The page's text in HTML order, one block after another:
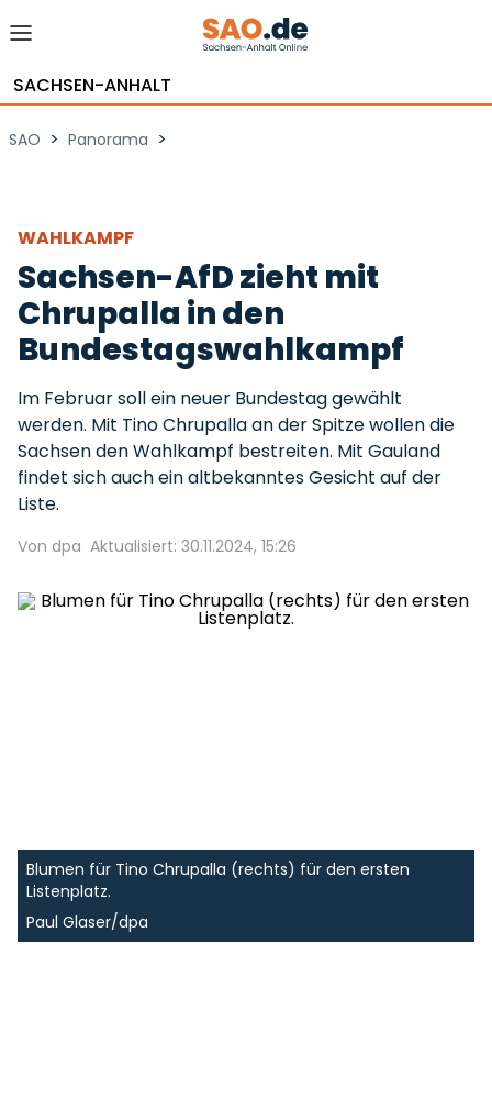
SACHSEN-ANHALT
SAO > Panorama >
WAHLKAMPF
Sachsen-AfD zieht mit
Chrupalla in den
Bundestagswahlkampf
Im Februar soll ein neuer Bundestag gewählt
werden. Mit Tino Chrupalla an der Spitze wollen die
Sachsen den Wahlkampf bestreiten. Mit Gauland
findet sich auch ein altbekanntes Gesicht auf der
Liste.
Von dpa Aktualisiert: 30.11.2024, 15:26
Blumen für Tino Chrupalla (rechts) für den ersten
Listenplatz.
Paul Glaser/dpa